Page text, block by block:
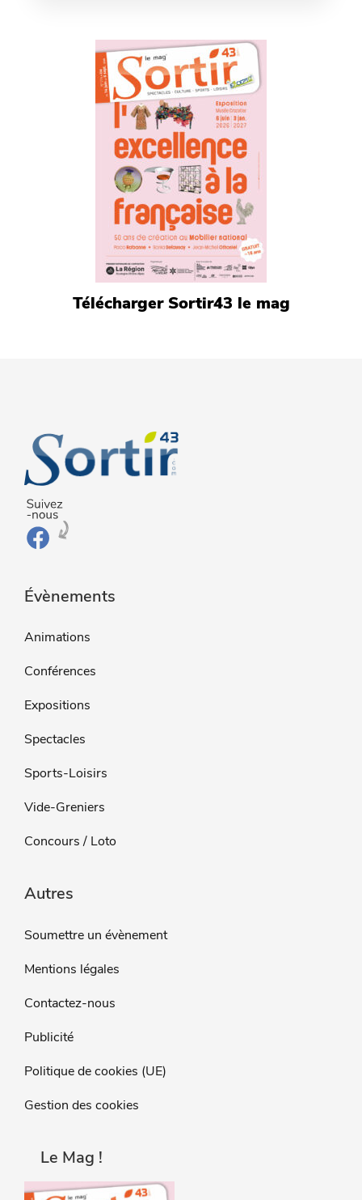
Télécharger Sortir43 le mag
Évènements
Animations
Conférences
Expositions
Spectacles
Sports-Loisirs
Vide-Greniers
Concours / Loto
Autres
Soumettre un évènement
Mentions légales
Contactez-nous
Publicité
Politique de cookies (UE)
Gestion des cookies
Le Mag !